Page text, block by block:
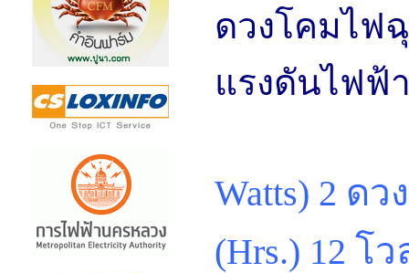
ดวงโคมไฟ
แรงดันไฟฟ้
Watts) 2 ดว
(Hrs.) 12 โ